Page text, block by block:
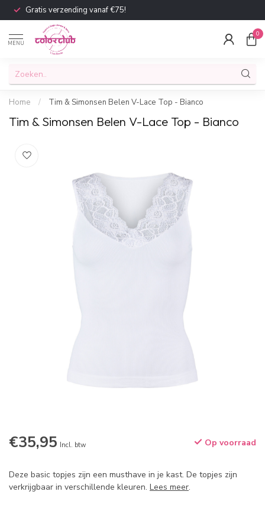
Gratis verzending vanaf €75!
MENU
0
Home / Tim & Simonsen Belen V-Lace Top - Bianco
Tim & Simonsen Belen V-Lace Top - Bianco
€35,95 Incl. btw Op voorraad
Deze basic topjes zijn een musthave in je kast. De topjes zijn
verkrijgbaar in verschillende kleuren. Lees meer.